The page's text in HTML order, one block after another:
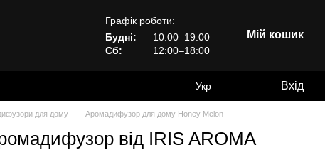
Графік роботи:
Будні:
10:00–19:00
Сб:
12:00–18:00
Мій кошик
Укр Вхід
для дому Аромадифузор для дому Honey Melon
від IRIS AROMA